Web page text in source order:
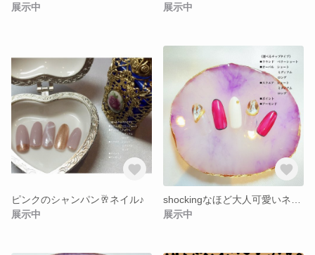
展示中
展示中
ピンクのシャンパン🥂ネイル♪
展示中
展示中